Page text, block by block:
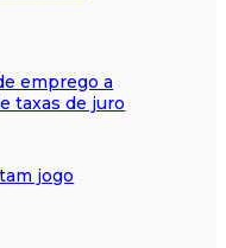
emprego a
taxas de juro
jogo